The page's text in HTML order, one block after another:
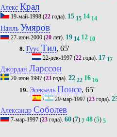
Алекс Крал
19-май-1998(22года). 15 15 14 14
Наиль Умяров
27-июн-2000(20лет). 19 14 12 10
8. Гуус Тил, 65'
22-дек-1997 (22 года). 17 17
Джордан Ларссон
20-июн-1997(23года). 22 22 16 16
19. Эсекьель Понсе, 65'
/ 29-мар-1997 (23 года).
Александр Соболев
7-мар-1997(23года). 60(7) 7 48(5) 5